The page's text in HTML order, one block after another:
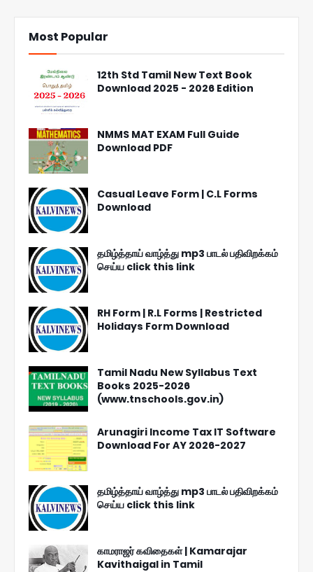
Most Popular
12th Std Tamil New Text Book
Download 2025 - 2026 Edition
NMMS MAT EXAM Full Guide
Download PDF
Casual Leave Form | C.L Forms
Download
தமிழ்த்தாய் வாழ்த்து mp3 பாடல் பதிவிறக்கம்
செய்ய click this link
RH Form | R.L Forms | Restricted
Holidays Form Download
Tamil Nadu New Syllabus Text
Books 2025-2026
(www.tnschools.gov.in)
Arunagiri Income Tax IT Software
Download For AY 2026-2027
தமிழ்த்தாய் வாழ்த்து mp3 பாடல் பதிவிறக்கம்
செய்ய click this link
காமராஜர் கவிதைகள் | Kamarajar
Kavithaigal in Tamil